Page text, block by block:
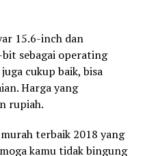
15.6-inch dan
sebagai operating
cukup baik, bisa
Harga yang
rupiah.
terbaik 2018 yang
kamu tidak bingung